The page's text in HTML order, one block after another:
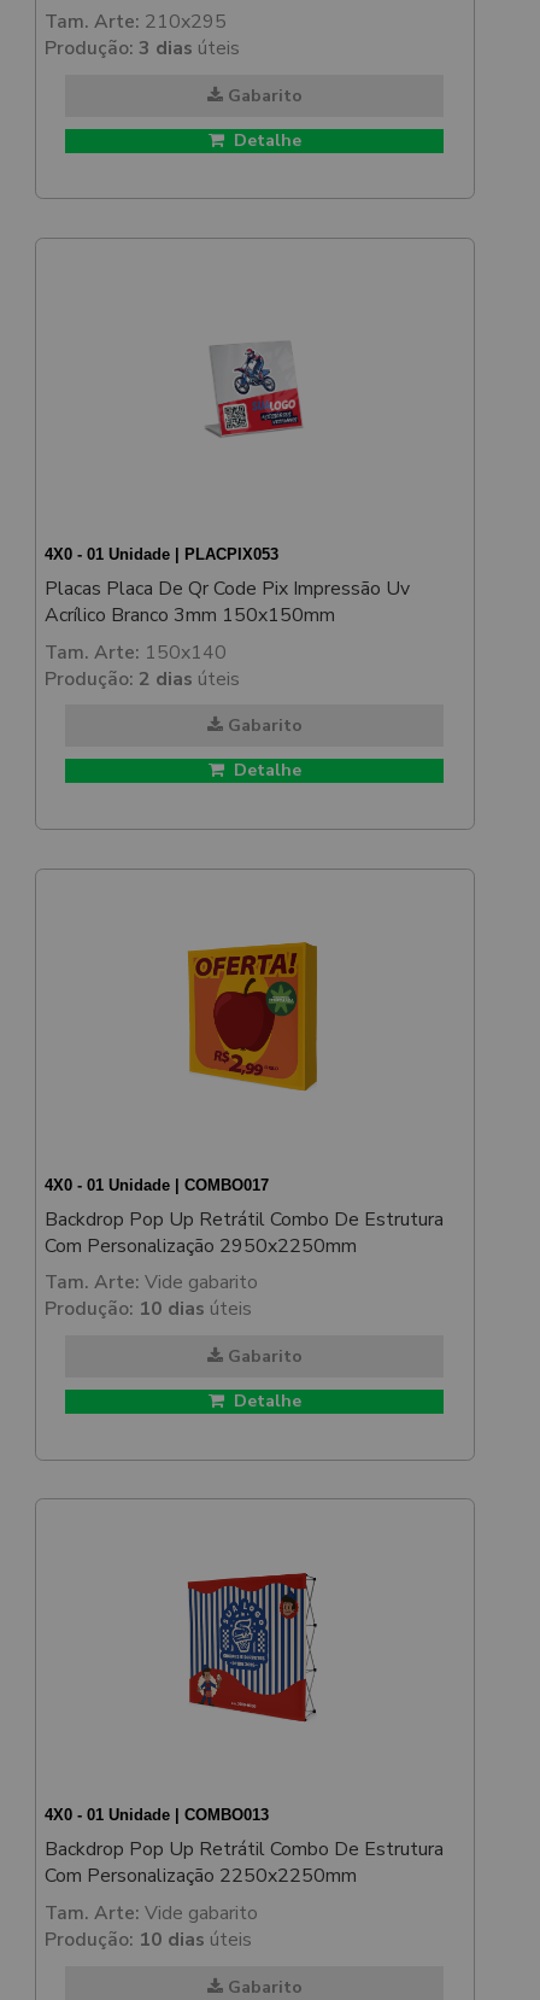
Tam. Arte: 210x295
Produção: 3 dias úteis
Gabarito
Detalhe
4X0 - 01 Unidade | PLACPIX053
Placas Placa De Qr Code Pix Impressão Uv
Acrílico Branco 3mm 150x150mm
Tam. Arte: 150x140
Produção: 2 dias úteis
Gabarito
Detalhe
4X0 - 01 Unidade | COMBO017
Backdrop Pop Up Retrátil Combo De Estrutura
Com Personalização 2950x2250mm
Tam. Arte: Vide gabarito
Produção: 10 dias úteis
Gabarito
Detalhe
4X0 - 01 Unidade | COMBO013
Backdrop Pop Up Retrátil Combo De Estrutura
Com Personalização 2250x2250mm
Tam. Arte: Vide gabarito
Produção: 10 dias úteis
Gabarito